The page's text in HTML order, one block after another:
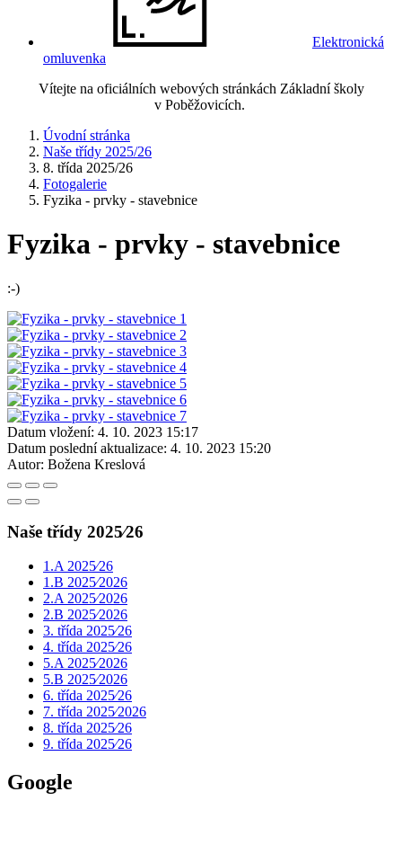
Elektronická
omluvenka
Vítejte na oficiálních webových stránkách Základní školy
v Poběžovicích.
Úvodní stránka
Naše třídy 2025/26
8. třída 2025/26
Fotogalerie
Fyzika - prvky - stavebnice
Fyzika - prvky - stavebnice
:-)
Datum vložení: 4. 10. 2023 15:17
Datum poslední aktualizace: 4. 10. 2023 15:20
Autor: Božena Kreslová
Naše třídy 2025⁄26
1.A 2025⁄26
1.B 2025⁄2026
2.A 2025⁄2026
2.B 2025⁄2026
3. třída 2025⁄26
4. třída 2025⁄26
5.A 2025⁄2026
5.B 2025⁄2026
6. třída 2025⁄26
7. třída 2025⁄2026
8. třída 2025⁄26
9. třída 2025⁄26
Google